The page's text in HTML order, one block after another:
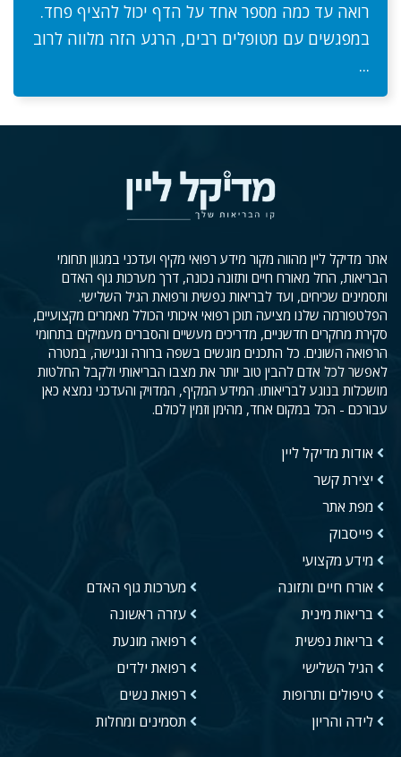
רואה עד כמה מספר אחד על הדף יכול להציף פחד.
במפגשים עם מטופלים רבים, הרגע הזה מלווה לרוב
...
אתר מדיקל ליין מהווה מקור מידע רפואי מקיף ועדכני במגוון תחומי
הבריאות, החל מאורח חיים ותזונה נכונה, דרך מערכות גוף האדם
ותסמינים שכיחים, ועד לבריאות נפשית ורפואת הגיל השלישי.
הפלטפורמה שלנו מציעה תוכן רפואי איכותי הכולל מאמרים מקצועיים,
סקירת מחקרים חדשניים, מדריכים מעשיים והסברים מעמיקים בתחומי
הרפואה השונים. כל התכנים מוגשים בשפה ברורה ונגישה, במטרה
לאפשר לכל אדם להבין טוב יותר את מצבו הבריאותי ולקבל החלטות
מושכלות בנוגע לבריאותו. המידע המקיף, המדויק והעדכני נמצא כאן
עבורכם - הכל במקום אחד, מהימן וזמין לכולם.
אודות מדיקל ליין
יצירת קשר
מפת אתר
פייסבוק
מידע מקצועי
אורח חיים ותזונה
בריאות מינית
בריאות נפשית
הגיל השלישי
טיפולים ותרופות
לידה והריון
מערכות גוף האדם
עזרה ראשונה
רפואה מונעת
רפואת ילדים
רפואת נשים
תסמינים ומחלות